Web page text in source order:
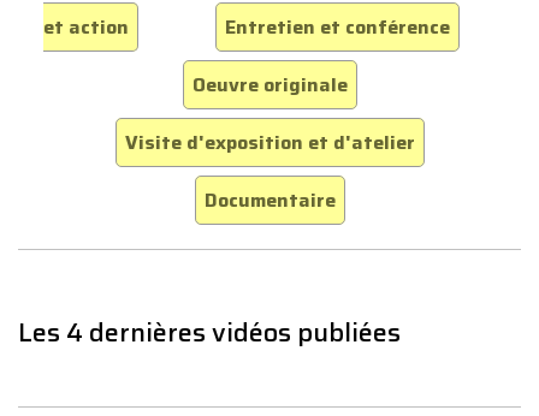
et action
Entretien et conférence
Oeuvre originale
Visite d'exposition et d'atelier
Documentaire
Les 4 dernières vidéos publiées